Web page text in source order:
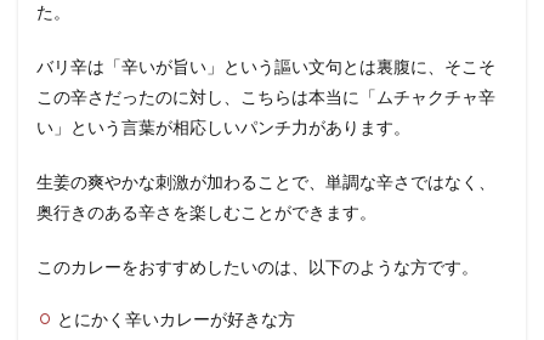
た。
バリ辛は「辛いが旨い」という謳い文句とは裏腹に、そこそ
この辛さだったのに対し、こちらは本当に「ムチャクチャ辛
い」という言葉が相応しいパンチ力があります。
生姜の爽やかな刺激が加わることで、単調な辛さではなく、
奥行きのある辛さを楽しむことができます。
このカレーをおすすめしたいのは、以下のような方です。
とにかく辛いカレーが好きな方